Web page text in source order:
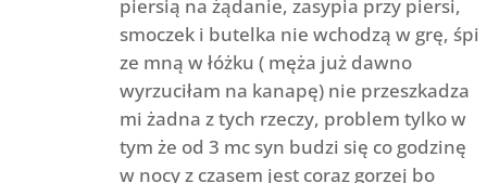
piersią na żądanie, zasypia przy piersi,
smoczek i butelka nie wchodzą w grę, śpi
ze mną w łóżku ( męża już dawno
wyrzuciłam na kanapę) nie przeszkadza
mi żadna z tych rzeczy, problem tylko w
tym że od 3 mc syn budzi się co godzinę
w nocy z czasem jest coraz gorzej bo